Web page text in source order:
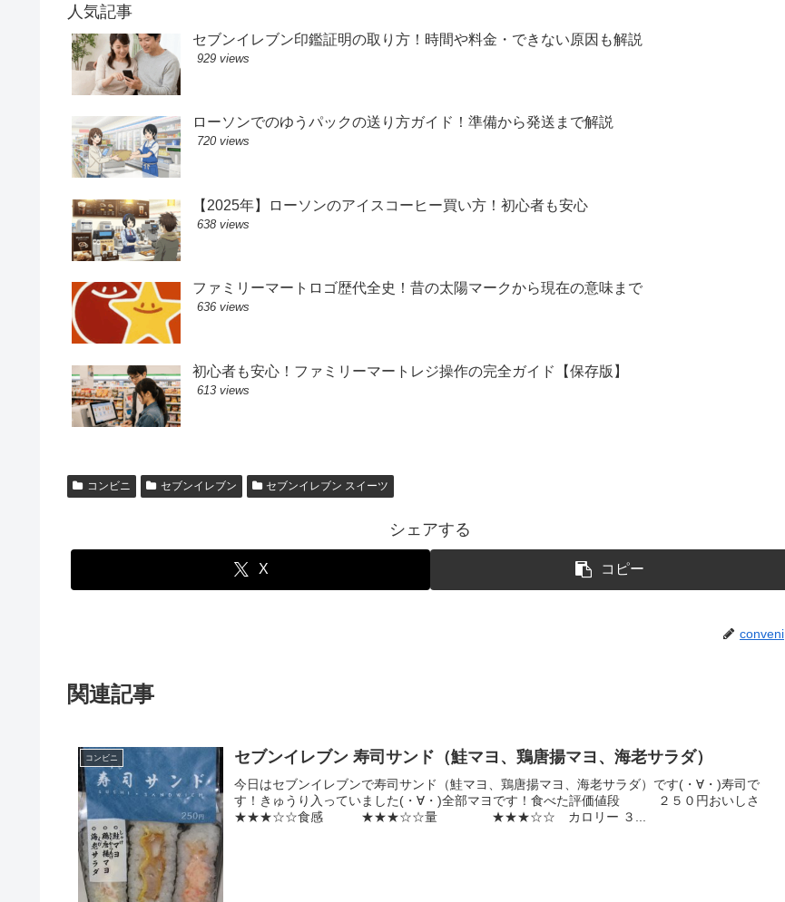
人気記事
セブンイレブン印鑑証明の取り方！時間や料金・できない原因も解説
929 views
ローソンでのゆうパックの送り方ガイド！準備から発送まで解説
720 views
【2025年】ローソンのアイスコーヒー買い方！初心者も安心
638 views
ファミリーマートロゴ歴代全史！昔の太陽マークから現在の意味まで
636 views
初心者も安心！ファミリーマートレジ操作の完全ガイド【保存版】
613 views
コンビニ セブンイレブン セブンイレブン スイーツ
シェアする
X コピー
conveni
関連記事
コンビニ セブンイレブン 寿司サンド（鮭マヨ、鶏唐揚マヨ、海老サラダ）
今日はセブンイレブンで寿司サンド（鮭マヨ、鶏唐揚マヨ、海老サラダ）です(・∀・)寿司で
す！きゅうり入っていました(・∀・)全部マヨです！食べた評価値段 ２５０円おいしさ
★★★☆☆食感 ★★★☆☆量 ★★★☆☆ カロリー ３...